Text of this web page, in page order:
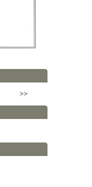
>>